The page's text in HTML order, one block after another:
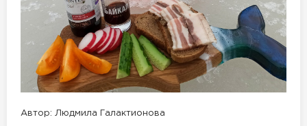
Автор: Людмила Галактионова